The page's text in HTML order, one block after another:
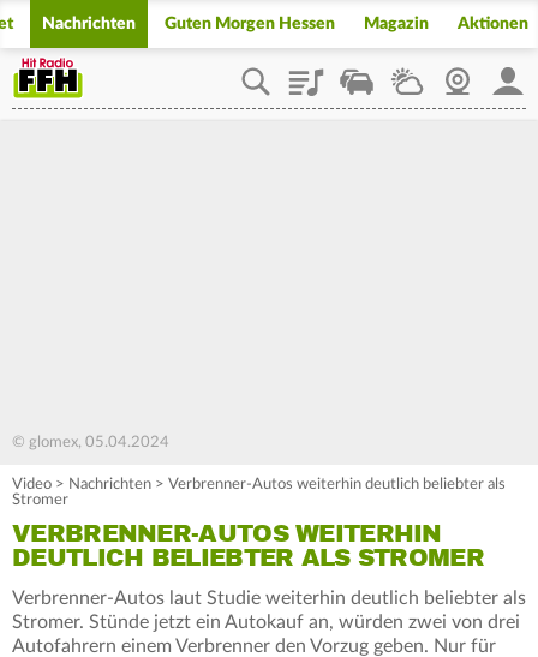
Nachrichten Guten Morgen Hessen Magazin Aktionen
PlaylistStaupilotWetterWebcam
© glomex, 05.04.2024
Video > Nachrichten > Verbrenner-Autos weiterhin deutlich beliebter als
Stromer
VERBRENNER-AUTOS WEITERHIN
DEUTLICH BELIEBTER ALS STROMER
Verbrenner-Autos laut Studie weiterhin deutlich beliebter als
Stromer. Stünde jetzt ein Autokauf an, würden zwei von drei
Autofahrern einem Verbrenner den Vorzug geben. Nur für